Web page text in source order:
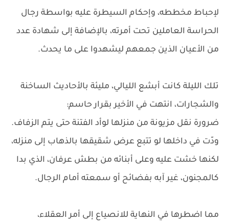
لإحباط مخططه، وإحكام السيطرة عليه بواسطة رجال
الحراسة العاملين تحت أمرته، بالإضافة إلى شهادة عدد
من الأعيان الذين جمعهم ليشهدوا على ما يحدث.
تلك الليلة كانت أبشع الليالي، مليئة بالأحاديث الساخنة
والشجارات، انتهت في الأخير بقرار حاسم:
ضرورة نقل مزيونة من منزلها لوأد الفتنة حتى يتم الزفاف.
ودّت في داخلها لو تتبع عرض شقيقها بالذهاب إلى منزله،
لكنها خشت عليه وعلى أبنائه من بطش عرفان، الذي بدا
كالمجنون، غير آبه بفضائح أو سمعته أمام الرجال.
مما اضطرها في النهاية للانصياع إلى أمر العقلاء،